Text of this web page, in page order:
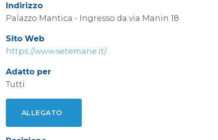
Indirizzo
Palazzo Mantica - Ingresso da via Manin 18
Sito Web
https://www.setemane.it/
Adatto per
Tutti
ALLEGATO